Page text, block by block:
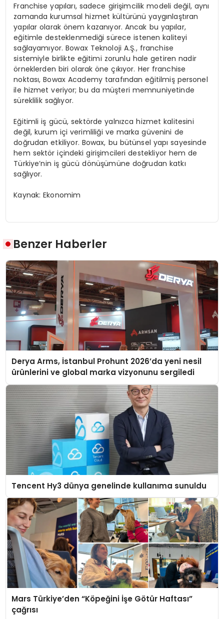
Franchise yapıları, sadece girişimcilik modeli değil, aynı
zamanda kurumsal hizmet kültürünü yaygınlaştıran
yapılar olarak önem kazanıyor. Ancak bu yapılar,
eğitimle desteklenmediği sürece istenen kaliteyi
sağlayamıyor. Bowax Teknoloji A.Ş., franchise
sistemiyle birlikte eğitimi zorunlu hale getiren nadir
örneklerden biri olarak öne çıkıyor. Her franchise
noktası, Bowax Academy tarafından eğitilmiş personel
ile hizmet veriyor; bu da müşteri memnuniyetinde
süreklilik sağlıyor.
Eğitimli iş gücü, sektörde yalnızca hizmet kalitesini
değil, kurum içi verimliliği ve marka güvenini de
doğrudan etkiliyor. Bowax, bu bütünsel yapı sayesinde
hem sektör içindeki girişimcileri destekliyor hem de
Türkiye’nin iş gücü dönüşümüne doğrudan katkı
sağlıyor.
Kaynak: Ekonomim
Benzer Haberler
Derya Arms, İstanbul Prohunt 2026’da yeni nesil
ürünlerini ve global marka vizyonunu sergiledi
Tencent Hy3 dünya genelinde kullanıma sunuldu
Mars Türkiye’den “Köpeğini İşe Götür Haftası”
çağrısı